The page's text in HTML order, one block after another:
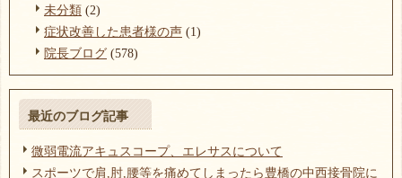
未分類 (2)
症状改善した患者様の声 (1)
院長ブログ (578)
最近のブログ記事
微弱電流アキュスコープ、エレサスについて
スポーツで肩,肘,腰等を痛めてしまったら豊橋の中西接骨院に